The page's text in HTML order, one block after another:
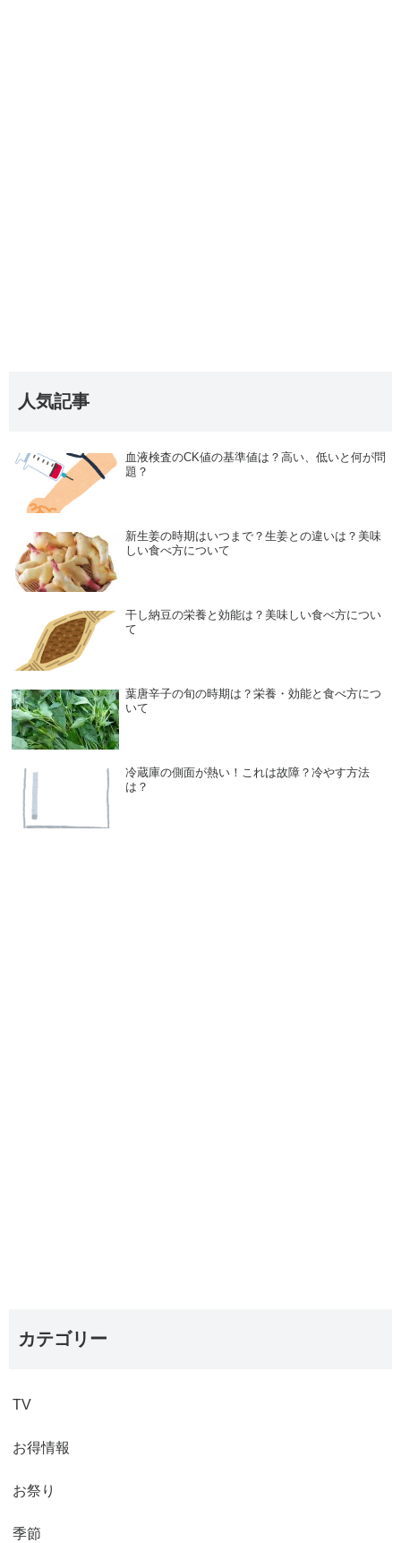
人気記事
血液検査のCK値の基準値は？高い、低いと何が問
題？
新生姜の時期はいつまで？生姜との違いは？美味
しい食べ方について
干し納豆の栄養と効能は？美味しい食べ方につい
て
葉唐辛子の旬の時期は？栄養・効能と食べ方につ
いて
冷蔵庫の側面が熱い！これは故障？冷やす方法
は？
カテゴリー
TV
お得情報
お祭り
季節